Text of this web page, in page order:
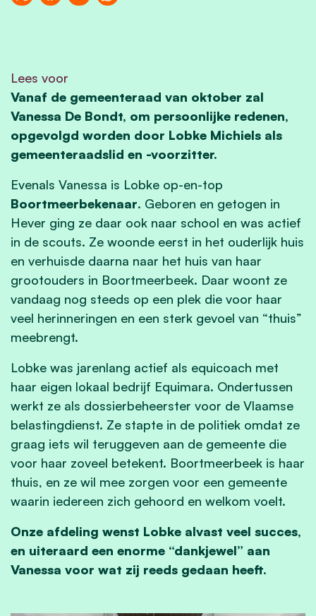
Lees voor
Vanaf de gemeenteraad van oktober zal
Vanessa De Bondt, om persoonlijke redenen,
opgevolgd worden door Lobke Michiels als
gemeenteraadslid en -voorzitter.
Evenals Vanessa is Lobke op-en-top
Boortmeerbekenaar. Geboren en getogen in
Hever ging ze daar ook naar school en was actief
in de scouts. Ze woonde eerst in het ouderlijk huis
en verhuisde daarna naar het huis van haar
grootouders in Boortmeerbeek. Daar woont ze
vandaag nog steeds op een plek die voor haar
veel herinneringen en een sterk gevoel van “thuis”
meebrengt.
Lobke was jarenlang actief als equicoach met
haar eigen lokaal bedrijf Equimara. Ondertussen
werkt ze als dossierbeheerster voor de Vlaamse
belastingdienst. Ze stapte in de politiek omdat ze
graag iets wil teruggeven aan de gemeente die
voor haar zoveel betekent. Boortmeerbeek is haar
thuis, en ze wil mee zorgen voor een gemeente
waarin iedereen zich gehoord en welkom voelt.
Onze afdeling wenst Lobke alvast veel succes,
en uiteraard een enorme “dankjewel” aan
Vanessa voor wat zij reeds gedaan heeft.